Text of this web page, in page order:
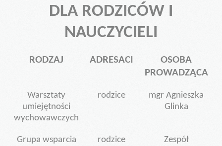
Orzecznictwo
Rodzaje wydawanych orzeczeń
Harmonogramy
Wydarzenia i Relacje
Do pobrania
DLA RODZICÓW I
NAUCZYCIELI
RODZAJ ADRESACI
OSOBA
PROWADZĄCA
Warsztaty
umiejętności
wychowawczych
rodzice
mgr Agnieszka
Glinka
Grupa wsparcia
rodzice
Zespół